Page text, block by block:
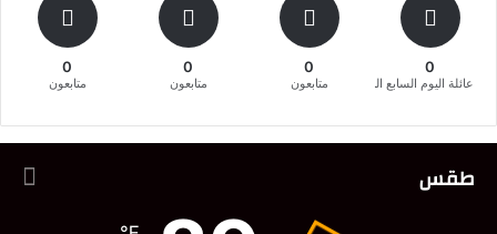
0
عائلة اليوم السابع المغربية
0
متابعون
0
متابعون
0
متابعون
طقس